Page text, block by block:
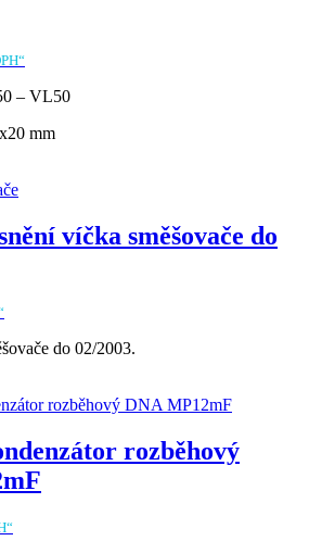
– VL50
mm
víčka směšovače do
do 02/2003.
rozběhový